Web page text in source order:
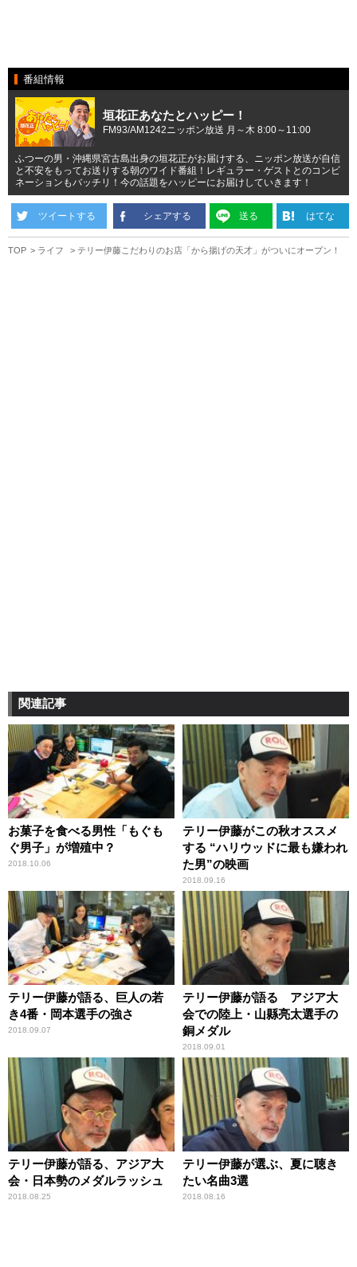
番組情報
垣花正あなたとハッピー！
FM93/AM1242ニッポン放送 月～木 8:00～11:00
ふつーの男・沖縄県宮古島出身の垣花正がお届けする、ニッポン放送が自信
と不安をもってお送りする朝のワイド番組！レギュラー・ゲストとのコンビ
ネーションもバッチリ！今の話題をハッピーにお届けしていきます！
ツイートする シェアする 送る はてな
TOP ライフ テリー伊藤こだわりのお店「から揚げの天才」がついにオープン！
関連記事
お菓子を食べる男性「もぐも
ぐ男子」が増殖中？
2018.10.06
テリー伊藤がこの秋オススメ
する “ハリウッドに最も嫌われ
た男”の映画
2018.09.16
テリー伊藤が語る、巨人の若
き4番・岡本選手の強さ
2018.09.07
テリー伊藤が語る アジア大
会での陸上・山縣亮太選手の
銅メダル
2018.09.01
テリー伊藤が語る、アジア大
会・日本勢のメダルラッシュ
2018.08.25
テリー伊藤が選ぶ、夏に聴き
たい名曲3選
2018.08.16